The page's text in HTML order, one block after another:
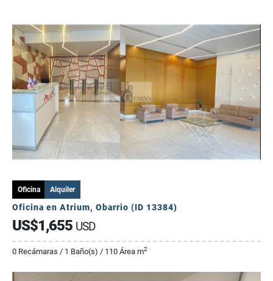
Oficina Alquiler
Oficina en Atrium, Obarrio (ID 13384)
US$1,655 USD
0 Recámaras / 1 Baño(s) / 110 Área m2